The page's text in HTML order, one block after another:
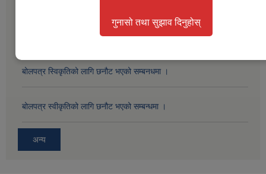
बोलपत्र स्विकृतिको लागी छनोट गरिएको सम्बन्धमा ।
बोलपत्र स्विकृतिको लागि छनौट भएको सम्बनधमा ।
बोलपत्र स्वीकृतिको लागि छनौट भएको सम्बन्धमा ।
अन्य
गुनासो तथा सुझाव दिनुहोस्